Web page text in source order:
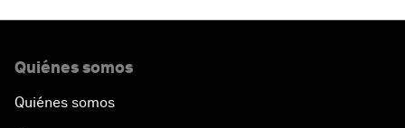
Quiénes somos
Quiénes somos